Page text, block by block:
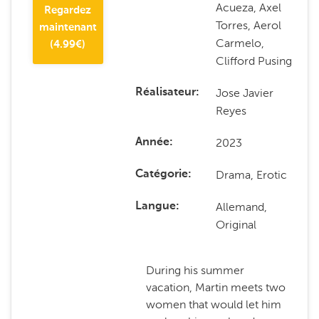
Regardez
maintenant
(4.99€)
Acueza, Axel
Torres, Aerol
Carmelo,
Clifford Pusing
Réalisateur
Jose Javier
Reyes
Année 2023
Catégorie Drama, Erotic
Langue
Allemand,
Original
During his summer
vacation, Martin meets two
women that would let him